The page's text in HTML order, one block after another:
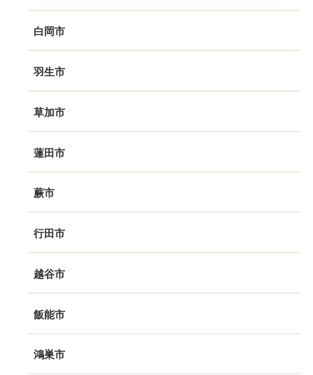
白岡市
羽生市
草加市
蓮田市
蕨市
行田市
越谷市
飯能市
鴻巣市